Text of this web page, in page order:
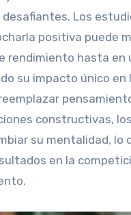
Los
positiva puede
rendimiento hasta en
su impacto único
constructivas,
su mentalidad, lo
en la